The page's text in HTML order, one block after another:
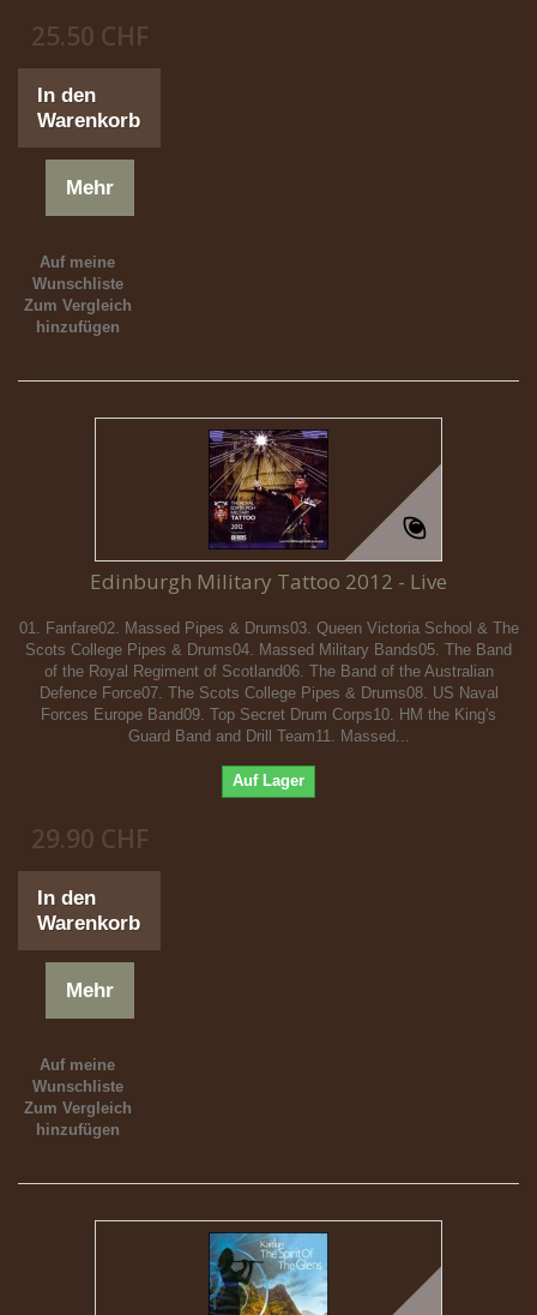
25.50 CHF
In den
Warenkorb
Mehr
Auf meine
Wunschliste
Zum Vergleich
hinzufügen
Edinburgh Military Tattoo 2012 - Live
01. Fanfare02. Massed Pipes & Drums03. Queen Victoria School & The
Scots College Pipes & Drums04. Massed Military Bands05. The Band
of the Royal Regiment of Scotland06. The Band of the Australian
Defence Force07. The Scots College Pipes & Drums08. US Naval
Forces Europe Band09. Top Secret Drum Corps10. HM the King's
Guard Band and Drill Team11. Massed...
Auf Lager
29.90 CHF
In den
Warenkorb
Mehr
Auf meine
Wunschliste
Zum Vergleich
hinzufügen